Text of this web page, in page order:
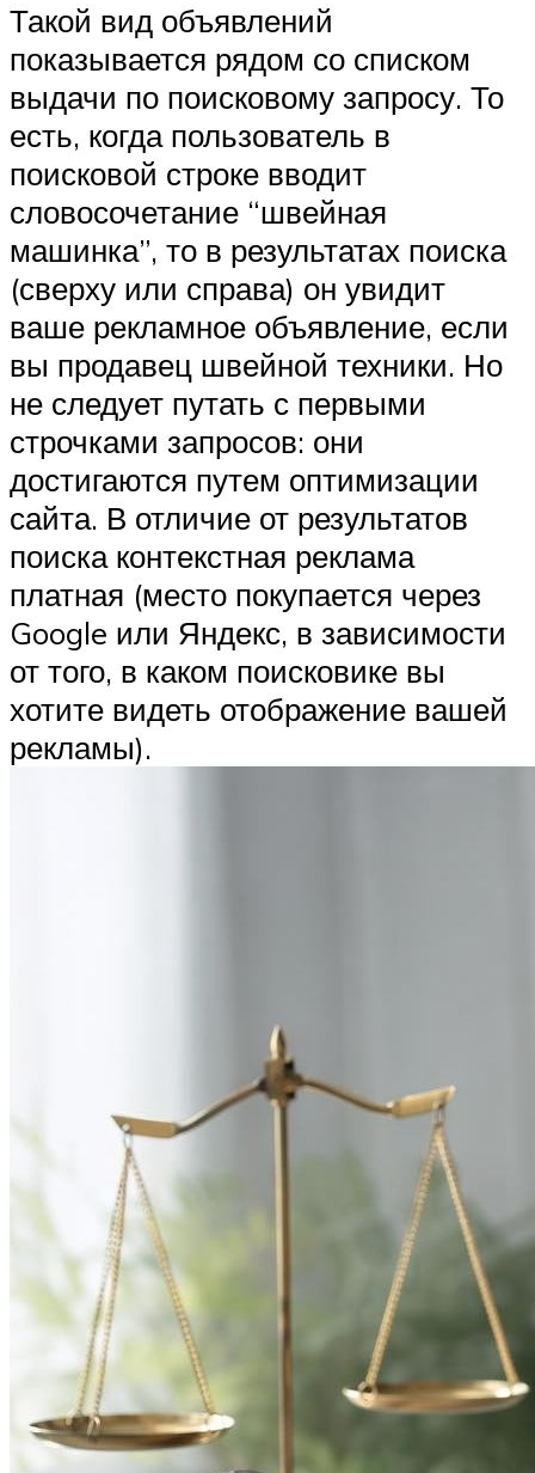
Такой вид объявлений
показывается рядом со списком
выдачи по поисковому запросу. То
есть, когда пользователь в
поисковой строке вводит
словосочетание “швейная
машинка”, то в результатах поиска
(сверху или справа) он увидит
ваше рекламное объявление, если
вы продавец швейной техники. Но
не следует путать с первыми
строчками запросов: они
достигаются путем оптимизации
сайта. В отличие от результатов
поиска контекстная реклама
платная (место покупается через
Google или Яндекс, в зависимости
от того, в каком поисковике вы
хотите видеть отображение вашей
рекламы).